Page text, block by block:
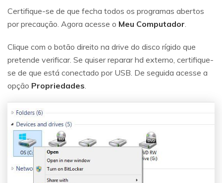
Certifique-se de que fecha todos os programas abertos
por precaução. Agora acesse o Meu Computador.
Clique com o botão direito na drive do disco rígido que
pretende verificar. Se quiser reparar hd externo, certifique-
se de que está conectado por USB. De seguida acesse a
opção Propriedades.